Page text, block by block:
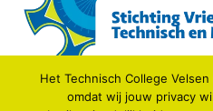
Het Technisch College
omdat wij jouw privacy